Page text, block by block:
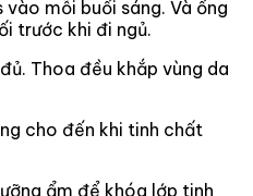
mỗi buổi sáng. Và ống
trước khi đi ngủ.
Thoa đều khắp vùng da
cho đến khi tinh chất
ẩm để khóa lớp tinh